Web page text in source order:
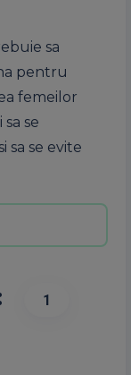
sa
pentru
femeilor
se
sa se evite
1